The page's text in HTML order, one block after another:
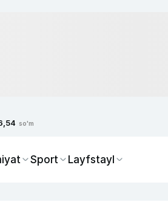
so'm
Sport Layfstayl